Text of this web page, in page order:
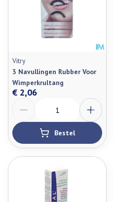
Vitry
3 Navullingen Rubber Voor
Wimperkrultang
€ 2,06
Bestel